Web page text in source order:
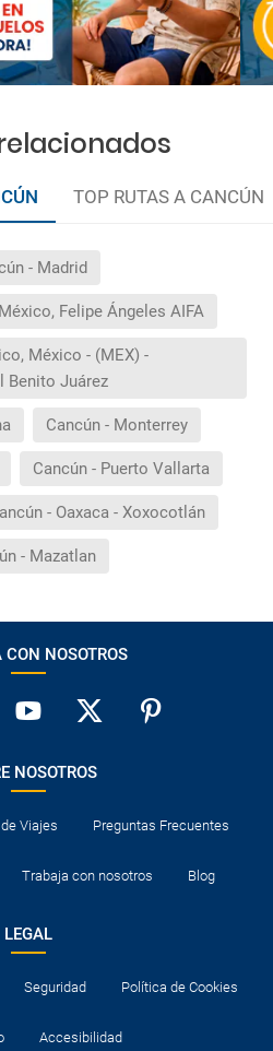
TOP RUTAS A CANCÚN
- Madrid
Felipe Ángeles AIFA
México - (MEX) -
Benito Juárez
Cancún - Monterrey
Cancún - Puerto Vallarta
- Oaxaca - Xoxocotlán
- Mazatlan
CON NOSOTROS
NOSOTROS
Viajes Preguntas Frecuentes
Trabaja con nosotros Blog
LEGAL
Seguridad Política de Cookies
Accesibilidad